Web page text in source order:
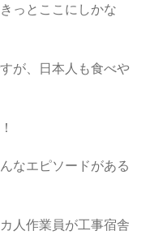
っとここにしかな
が、日本人も食べや
なエピソードがある
人作業員が工事宿舎